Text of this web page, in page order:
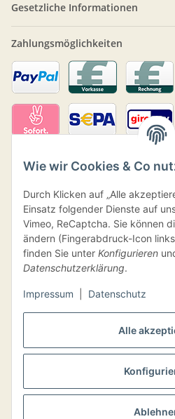
Alle
Wie wir Cookies & Co
Durch Klicken auf „Alle
Einsatz folgender Dienste auf
Vimeo, ReCaptcha. Sie können
ändern (Fingerabdruck-Icon
finden Sie unter Konfigurieren
Datenschutzerklärung.
Impressum Datenschutz
Gesetzliche Informationen
Zahlungsmöglichkeiten
Versand
VERTRAG
* Alle Preise inkl. gesetzlicher USt., inkl.